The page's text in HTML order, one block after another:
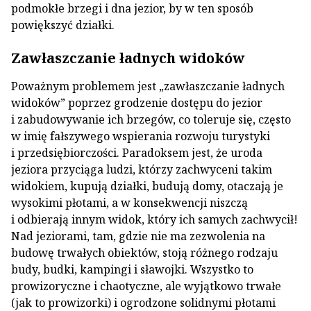
podmokłe brzegi i dna jezior, by w ten sposób
powiększyć działki.
Zawłaszczanie ładnych widoków
Poważnym problemem jest „zawłaszczanie ładnych
widoków” poprzez grodzenie dostępu do jezior
i zabudowywanie ich brzegów, co toleruje się, często
w imię fałszywego wspierania rozwoju turystyki
i przedsiębiorczości. Paradoksem jest, że uroda
jeziora przyciąga ludzi, którzy zachwyceni takim
widokiem, kupują działki, budują domy, otaczają je
wysokimi płotami, a w konsekwencji niszczą
i odbierają innym widok, który ich samych zachwycił!
Nad jeziorami, tam, gdzie nie ma zezwolenia na
budowę trwałych obiektów, stoją różnego rodzaju
budy, budki, kampingi i sławojki. Wszystko to
prowizoryczne i chaotyczne, ale wyjątkowo trwałe
(jak to prowizorki) i ogrodzone solidnymi płotami